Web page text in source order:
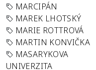
MARCIPÁN
MAREK LHOTSKÝ
MARIE ROTTROVÁ
MARTIN KONVIČKA
MASARYKOVA
UNIVERZITA